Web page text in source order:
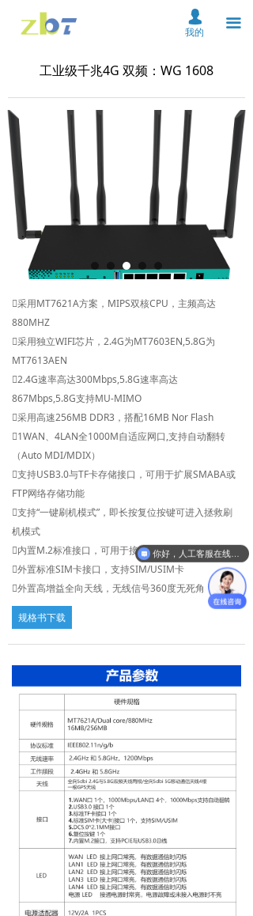
끀
首页
解决方案
资料下载
服务支持
新闻中心
在线购买
联系我们
云平台
英文版
넙
我的
工业级千兆4G 双频：WG 1608
采用MT7621A方案，MIPS双核CPU，主频高达
880MHZ
采用独立WIFI芯片，2.4G为MT7603EN,5.8G为
MT7613AEN
2.4G速率高达300Mbps,5.8G速率高达
867Mbps,5.8G支持MU-MIMO
采用高速256MB DDR3，搭配16MB Nor Flash
1WAN、4LAN全1000M自适应网口,支持自动翻转
（Auto MDI/MDIX）
支持USB3.0与TF卡存储接口，可用于扩展SMABA或
FTP网络存储功能
支持“一键刷机模式”，即长按复位按键可进入拯救刷
机模式
内置M.2标准接口，可用于接5G移动通信模块
外置标准SIM卡接口，支持SIM/USIM卡
外置高增益全向天线，无线信号360度无死角
规格书下载
你好，人工客服在线吗？